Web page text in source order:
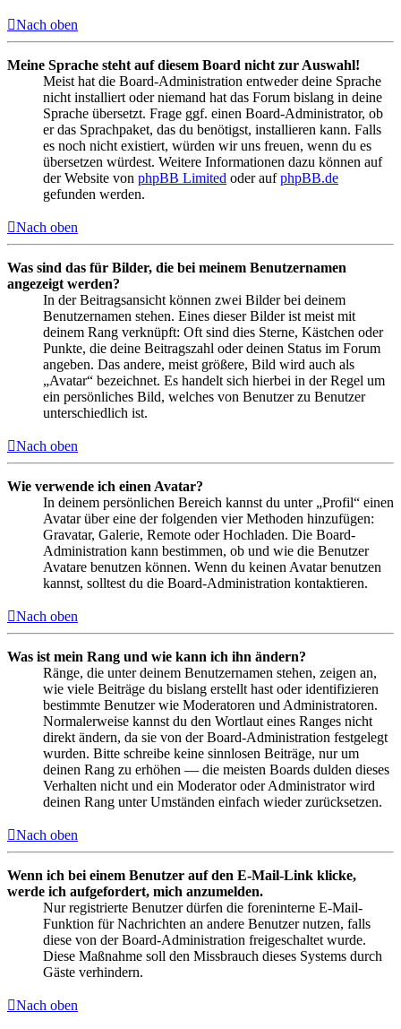
Nach oben
Meine Sprache steht auf diesem Board nicht zur Auswahl!
Meist hat die Board-Administration entweder deine Sprache
nicht installiert oder niemand hat das Forum bislang in deine
Sprache übersetzt. Frage ggf. einen Board-Administrator, ob
er das Sprachpaket, das du benötigst, installieren kann. Falls
es noch nicht existiert, würden wir uns freuen, wenn du es
übersetzen würdest. Weitere Informationen dazu können auf
der Website von phpBB Limited oder aufphpBB.de
gefunden werden.
Nach oben
Was sind das für Bilder, die bei meinem Benutzernamen
angezeigt werden?
In der Beitragsansicht können zwei Bilder bei deinem
Benutzernamen stehen. Eines dieser Bilder ist meist mit
deinem Rang verknüpft: Oft sind dies Sterne, Kästchen oder
Punkte, die deine Beitragszahl oder deinen Status im Forum
angeben. Das andere, meist größere, Bild wird auch als
„Avatar“ bezeichnet. Es handelt sich hierbei in der Regel um
ein persönliches Bild, welches von Benutzer zu Benutzer
unterschiedlich ist.
Nach oben
Wie verwende ich einen Avatar?
In deinem persönlichen Bereich kannst du unter „Profil“ einen
Avatar über eine der folgenden vier Methoden hinzufügen:
Gravatar, Galerie, Remote oder Hochladen. Die Board-
Administration kann bestimmen, ob und wie die Benutzer
Avatare benutzen können. Wenn du keinen Avatar benutzen
kannst, solltest du die Board-Administration kontaktieren.
Nach oben
Was ist mein Rang und wie kann ich ihn ändern?
Ränge, die unter deinem Benutzernamen stehen, zeigen an,
wie viele Beiträge du bislang erstellt hast oder identifizieren
bestimmte Benutzer wie Moderatoren und Administratoren.
Normalerweise kannst du den Wortlaut eines Ranges nicht
direkt ändern, da sie von der Board-Administration festgelegt
wurden. Bitte schreibe keine sinnlosen Beiträge, nur um
deinen Rang zu erhöhen — die meisten Boards dulden dieses
Verhalten nicht und ein Moderator oder Administrator wird
deinen Rang unter Umständen einfach wieder zurücksetzen.
Nach oben
Wenn ich bei einem Benutzer auf den E-Mail-Link klicke,
werde ich aufgefordert, mich anzumelden.
Nur registrierte Benutzer dürfen die foreninterne E-Mail-
Funktion für Nachrichten an andere Benutzer nutzen, falls
diese von der Board-Administration freigeschaltet wurde.
Diese Maßnahme soll den Missbrauch dieses Systems durch
Gäste verhindern.
Nach oben